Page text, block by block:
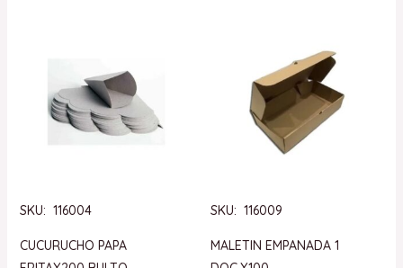
SKU: 116004
CUCURUCHO PAPA
SKU: 116009
MALETIN EMPANADA 1